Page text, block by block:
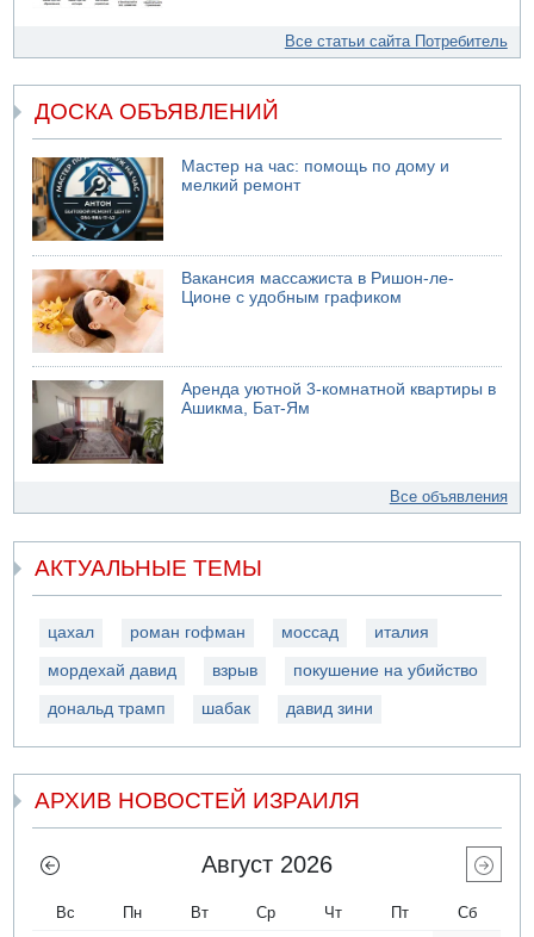
Все статьи сайта Потребитель
ДОСКА ОБЪЯВЛЕНИЙ
Мастер на час: помощь по дому и
мелкий ремонт
Вакансия массажиста в Ришон-ле-
Ционе с удобным графиком
Аренда уютной 3-комнатной квартиры в
Ашикма, Бат-Ям
Все объявления
АКТУАЛЬНЫЕ ТЕМЫ
цахал роман гофман моссад италия
мордехай давид взрыв покушение на убийство
дональд трамп шабак давид зини
АРХИВ НОВОСТЕЙ ИЗРАИЛЯ
Август 2026
Вс Пн Вт Ср Чт Пт Сб